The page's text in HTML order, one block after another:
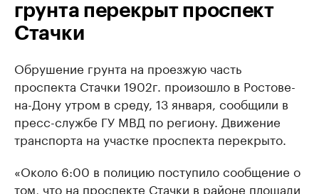
грунта перекрыт проспект
Стачки
Обрушение грунта на проезжую часть
проспекта Стачки 1902г. произошло в Ростове-
на-Дону утром в среду, 13 января, сообщили в
пресс-службе ГУ МВД по региону. Движение
транспорта на участке проспекта перекрыто.
«Около 6:00 в полицию поступило сообщение о
том, что на проспекте Стачки в районе площади